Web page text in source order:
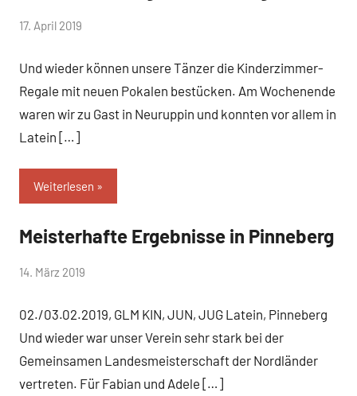
von
17. April 2019
Und wieder können unsere Tänzer die Kinderzimmer-
Regale mit neuen Pokalen bestücken. Am Wochenende
waren wir zu Gast in Neuruppin und konnten vor allem in
Latein […]
Weiterlesen
Uncategorized
Meisterhafte Ergebnisse in Pinneberg
von
14. März 2019
02./03.02.2019, GLM KIN, JUN, JUG Latein, Pinneberg
Und wieder war unser Verein sehr stark bei der
Gemeinsamen Landesmeisterschaft der Nordländer
vertreten. Für Fabian und Adele […]